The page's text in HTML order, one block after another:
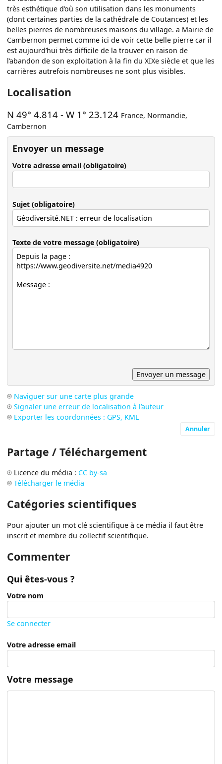
très esthétique d’où son utilisation dans les monuments
(dont certaines parties de la cathédrale de Coutances) et les
belles pierres de nombreuses maisons du village. a Mairie de
Cambernon permet comme ici de voir cette belle pierre car il
est aujourd’hui très difficile de la trouver en raison de
l’abandon de son exploitation à la fin du XIXe siècle et que les
carrières autrefois nombreuses ne sont plus visibles.
Localisation
N 49° 4.814 -W 1° 23.124 France, Normandie,
Cambernon
Envoyer un message
Votre adresse email (obligatoire)
Sujet (obligatoire)
Texte de votre message (obligatoire)
Naviguer sur une carte plus grande
Signaler une erreur de localisation à l’auteur
Exporter les coordonnées : GPS, KML
Annuler
Partage / Téléchargement
Licence du média : CC by-sa
Télécharger le média
Catégories scientifiques
Pour ajouter un mot clé scientifique à ce média il faut être
inscrit et membre du collectif scientifique.
Commenter
Qui êtes-vous ?
Votre nom
Se connecter
Votre adresse email
Votre message